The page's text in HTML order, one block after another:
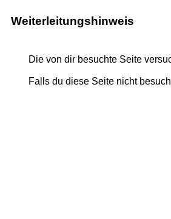
Weiterleitungshinweis
Die von dir besuchte Seite
Falls du diese Seite nicht